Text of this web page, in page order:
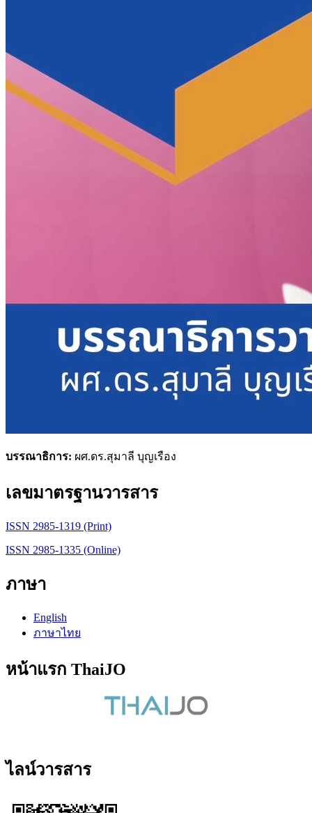
บรรณาธิการ: ผศ.ดร.สุมาลี บุญเรือง
เลขมาตรฐานวารสาร
ISSN 2985-1319 (Print)
ISSN 2985-1335 (Online)
ภาษา
English
ภาษาไทย
หน้าแรก ThaiJO
ไลน์วารสาร